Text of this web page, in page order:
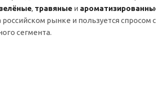
зелёные, травяные и
рынке и пользуется спросом
сегмента.